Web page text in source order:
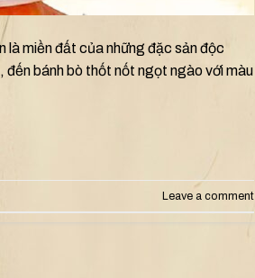
là miền đất của những đặc sản độc
đến bánh bò thốt nốt ngọt ngào với màu
Leave a comment